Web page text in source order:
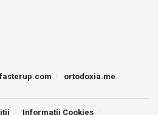
fasterup.com ortodoxia.me
Informatii Cookies